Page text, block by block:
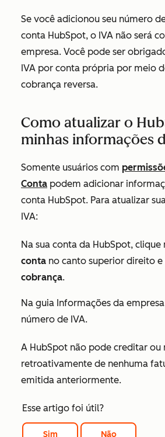
Se você adicionou seu número
conta HubSpot, o IVA não será
empresa. Você pode ser
IVA por conta própria por meio
cobrança reversa.
Como atualizar o
minhas informações
Somente usuários com
Conta podem adicionar
conta HubSpot. Para atualizar
IVA:
Na sua conta da HubSpot, clique
conta no canto superior direito e
cobrança.
Na guia Informações da empresa
número de IVA.
A HubSpot não pode creditar ou
retroativamente de nenhuma
emitida anteriormente.
Esse artigo foi útil?
Sim Não